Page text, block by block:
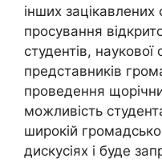
інших зацікавлених
просування
студентів, наукової
представників
проведення
можливість
широкій
дискусіях і буде